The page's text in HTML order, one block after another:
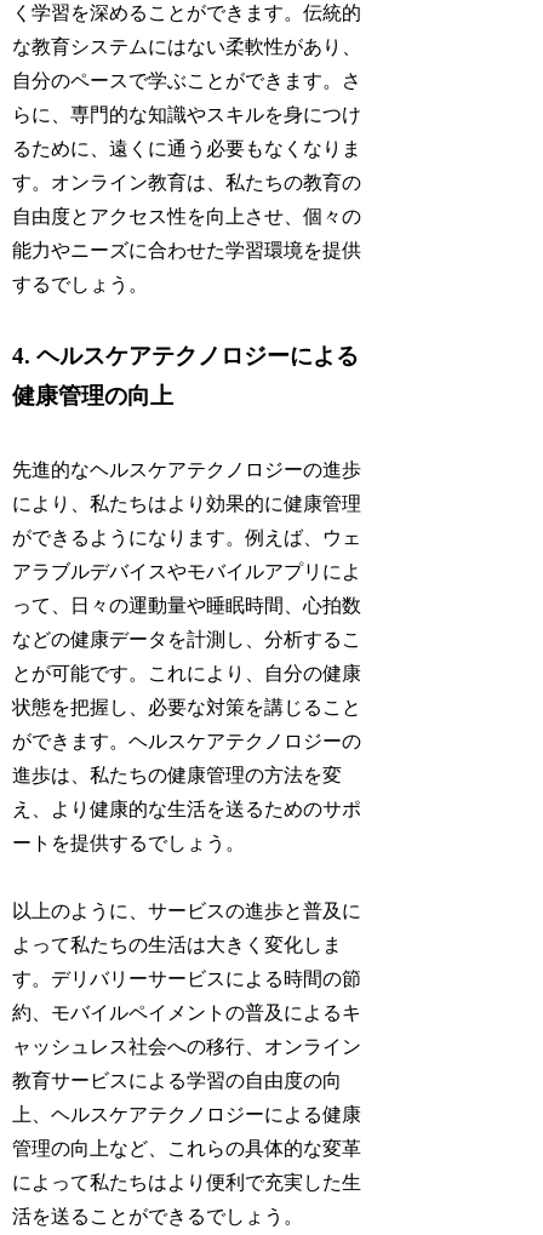
く学習を深めることができます。伝統的
な教育システムにはない柔軟性があり、
自分のペースで学ぶことができます。さ
らに、専門的な知識やスキルを身につけ
るために、遠くに通う必要もなくなりま
す。オンライン教育は、私たちの教育の
自由度とアクセス性を向上させ、個々の
能力やニーズに合わせた学習環境を提供
するでしょう。
4. ヘルスケアテクノロジーによる
健康管理の向上
先進的なヘルスケアテクノロジーの進歩
により、私たちはより効果的に健康管理
ができるようになります。例えば、ウェ
アラブルデバイスやモバイルアプリによ
って、日々の運動量や睡眠時間、心拍数
などの健康データを計測し、分析するこ
とが可能です。これにより、自分の健康
状態を把握し、必要な対策を講じること
ができます。ヘルスケアテクノロジーの
進歩は、私たちの健康管理の方法を変
え、より健康的な生活を送るためのサポ
ートを提供するでしょう。
以上のように、サービスの進歩と普及に
よって私たちの生活は大きく変化しま
す。デリバリーサービスによる時間の節
約、モバイルペイメントの普及によるキ
ャッシュレス社会への移行、オンライン
教育サービスによる学習の自由度の向
上、ヘルスケアテクノロジーによる健康
管理の向上など、これらの具体的な変革
によって私たちはより便利で充実した生
活を送ることができるでしょう。